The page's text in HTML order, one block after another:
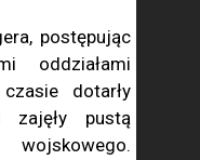
postępując
oddziałami
dotarły
zajęły pustą
wojskowego.